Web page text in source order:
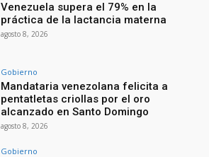
Venezuela supera el 79% en la
práctica de la lactancia materna
agosto 8, 2026
Gobierno
Mandataria venezolana felicita a
pentatletas criollas por el oro
alcanzado en Santo Domingo
agosto 8, 2026
Gobierno